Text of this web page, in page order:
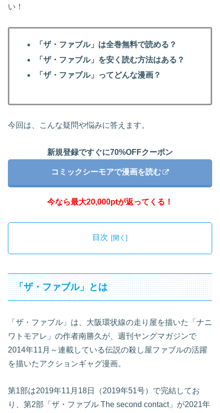
い！
「ザ・ファブル」は全巻無料で読める？
「ザ・ファブル」を安く読む方法はある？
「ザ・ファブル」ってどんな漫画？
今回は、こんな疑問や悩みに答えます。
新規登録ですぐに70%OFFクーポン
コミックシーモアで漫画を読む
今なら最大20,000ptが返ってくる！
目次
「ザ・ファブル」とは
「ザ・ファブル」は、大阪環状線の走り屋を描いた「ナニ
ワトモアレ」の作者南勝久が、週刊ヤングマガジンで
2014年11月～連載している伝説の殺し屋ファブルの活躍
を描いたアクションギャグ漫画。
第1部は2019年11月18日（2019年51号）で完結してお
り、第2部「ザ・ファブル The second contact」が2021年